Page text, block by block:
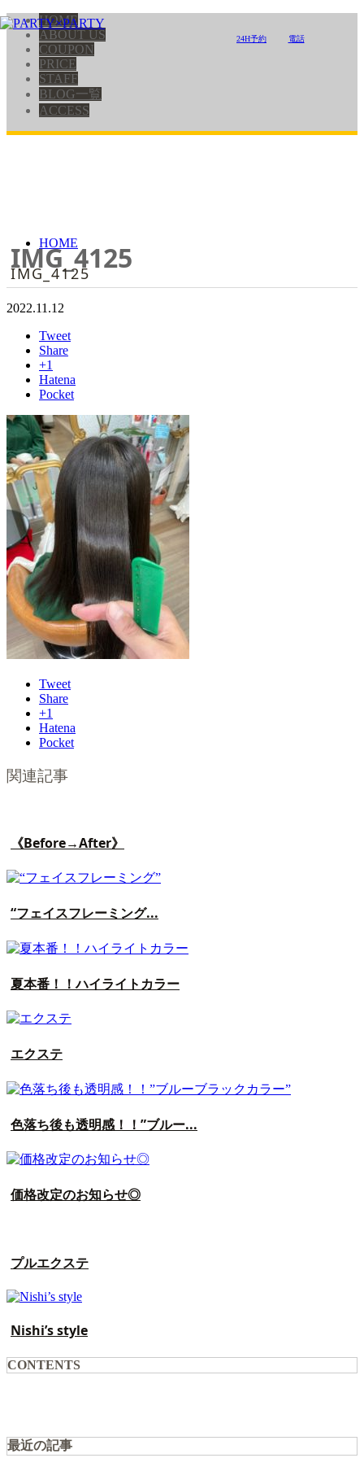
24H予約 電話
HOME
ABOUT US
COUPON
PRICE
STAFF
BLOG一覧
ACCESS
IMG_4125
HOME
IMG_4125
2022.11.12
Tweet
Share
+1
Hatena
Pocket
Tweet
Share
+1
Hatena
Pocket
関連記事
《Before→After》
“フェイスフレーミング...
夏本番！！ハイライトカラー
エクステ
色落ち後も透明感！！”ブルー...
価格改定のお知らせ◎
プルエクステ
Nishi’s style
CONTENTS
最近の記事